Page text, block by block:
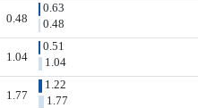
0.48
0.63
0.48
1.04
0.51
1.04
1.77
1.22
1.77